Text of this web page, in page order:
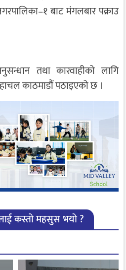
बाट मंगलबार पक्राउ
तथा कारवाहीको लागि
काठमाडौं पठाइएको छ ।
कस्तो महसुस भयो ?